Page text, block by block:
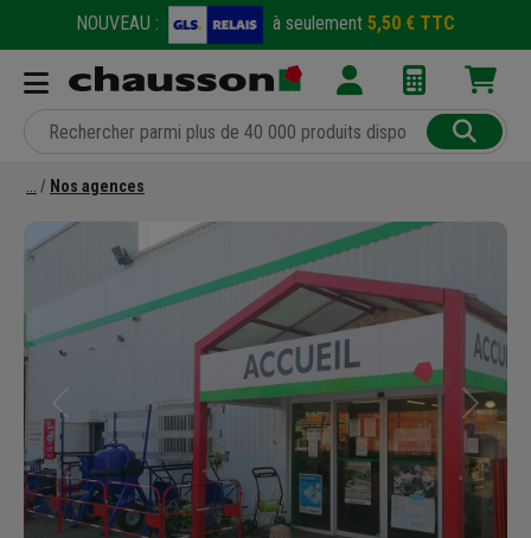
NOUVEAU : à seulement 5,50 € TTC
Nos agences
Précédent Suivant